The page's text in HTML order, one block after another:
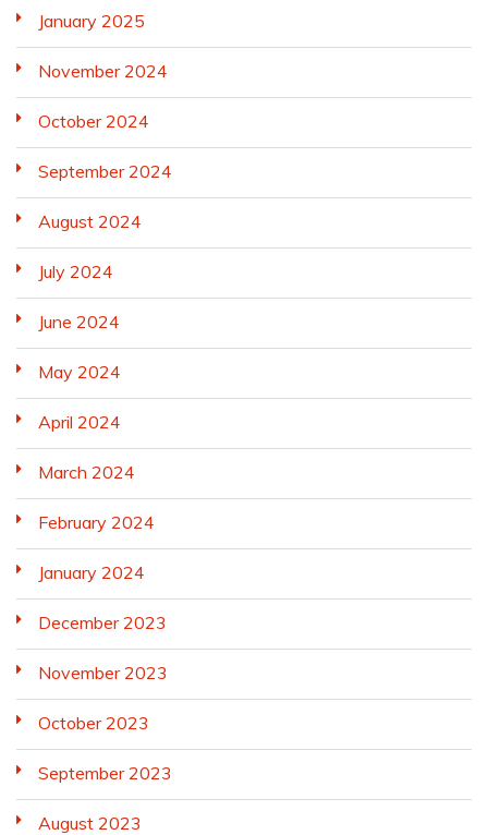
January 2025
November 2024
October 2024
September 2024
August 2024
July 2024
June 2024
May 2024
April 2024
March 2024
February 2024
January 2024
December 2023
November 2023
October 2023
September 2023
August 2023